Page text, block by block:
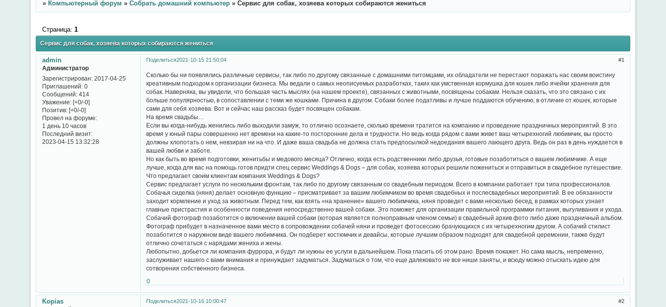
» Компьютерный форум » Собрать домашний компьютер » Сервис для собак, хозяева которых собираются жениться
Сервис для собак, хозяева которых собираются жениться
Страница: 1
Поделиться 1
2021-10-15 21:50:04
admin
Администратор
Зарегистрирован: 2017-04-25
Приглашений:0
Сообщений:414
Уважение: [+0/-0]
Позитив: [+0/-0]
Провел на форуме:
1 день 10 часов
Последний визит:
2023-04-15 13:32:28
Сколько бы ни появлялись различные сервисы, так либо по другому связанные с домашними питомцами, их обладатели не перестают поражать нас своим воистину
креативным подходом к организации бизнеса. Мы ведали о самых неописуемых разработках, таких как умственная кормушка для кошек либо ячейки хранения для
собак. Наверняка, вы увидели, что большая часть мыслях (на нашем проекте), связанных с животными, посвящены собакам. Нельзя сказать, что это связано с их
больше популярностью, в сопоставлении с теми же кошками. Причина в другом. Собаки более податливы и лучше поддаются обучению, в отличие от кошек, которые
сами для себя хозяева. Вот и сейчас наш рассказ будет посвящен собакам.
На время свадьбы…
Если вы когда-нибудь женились либо выходили замуж, то отлично осознаете, сколько времени тратится на компанию и проведение праздничных мероприятий. В это
время у юный пары совершенно нет времени на какие-то посторонние дела и трудности. Но ведь когда рядом с вами живет ваш четырехногий любимчик, вы просто
должны хлопотать о нем, невзирая ни на что. И даже ваша свадьба не должна стать предпосылкой недоедания вашего лающего друга. Ведь он раз в день нуждается в
вашей любви и заботе.
Но как быть во время подготовки, женитьбы и медового месяца? Отлично, когда есть родственники либо друзья, готовые позаботиться о вашем любимчике. А еще
лучше, когда для вас на помощь готов придти спец сервис Weddings & Dogs – для собак, хозяева которых решили пожениться и отправиться в свадебное путешествие.
Что предлагает своим клиентам компания Weddings & Dogs?
Сервис предлагает услуги по нескольким фронтам, так либо по другому связанным со свадебным периодом. Всего в компании работает три типа профессионалов.
Собачья сиделка (няня) делает основную функцию – присматривает за вашим любимчиком во время свадебных и послесвадебных мероприятий. В ее обязанности
заходит кормление и уход за животным. Перед тем, как взять «на хранение» вашего любимчика, няня проведет с вами несколько бесед, в рамках которых узнает
главные пристрастия и особенности поведения непосредственно вашей собаки. Это поможет для организации правильной программки питания, выгуливания и ухода.
Собачий фотограф позаботится о включении вашей собаки (которая является полноправным членом семьи) в свадебный архив фото либо даже праздничный альбом.
Фотограф прибудет в назначенное вами место в сопровождении собачей няни и проведет фотосессию брачующихся с их четырехногим другом. А собачий стилист
позаботится о наружном виде вашего любимчика. Он подберет костюмчик и девайсы, которые лучшим образом подходят для свадебной церемонии, также будут
отлично сочетаться с нарядами жениха и жены.
Любопытно, добьется ли компания фуррора, и будут ли нужны ее услуги в дальнейшем. Пока гласить об этом рано. Время покажет. Но сама мысль, непременно,
заслуживает нашего с вами внимания и принуждает задуматься. Задуматься о том, что еще далековато не все ниши заняты, и всюду можно отыскать идею для
сотворения собственного бизнеса.
0
Поделиться 2
2021-10-16 10:00:47
Kopias